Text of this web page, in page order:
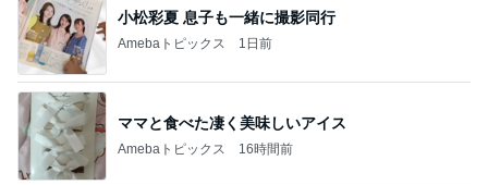
小松彩夏 息子も一緒に撮影同行
Amebaトピックス 1日前
ママと食べた凄く美味しいアイス
Amebaトピックス 16時間前